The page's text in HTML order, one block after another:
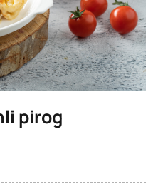
pirog